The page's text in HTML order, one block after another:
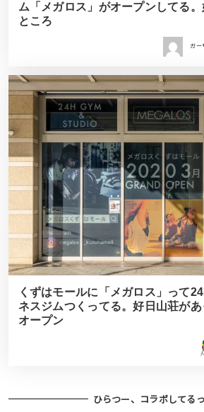
ム「メガロス」がオープンしてる
ところ
ガー
くずはモールに「メガロス」って
ネスジムつくってる。好日山荘があ
オープン
ひらつー、コラボしてる